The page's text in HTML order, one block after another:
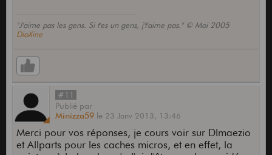
"J'aime pas les gens. Si t'es un gens, j't'aime pas." © Moi 2005
DioXine
#11
Publié par
Minizza59 le 23 Janv 2013, 13:46
Merci pour vos réponses, je cours voir sur DImaezio
et Allparts pour les caches micros, et en effet, la